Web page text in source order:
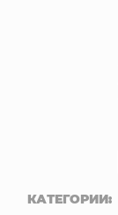
КАТЕГОРИИ: